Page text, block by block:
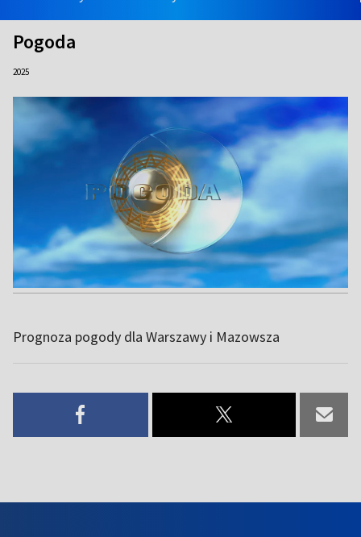
Pogoda
2025
Prognoza pogody dla Warszawy i Mazowsza